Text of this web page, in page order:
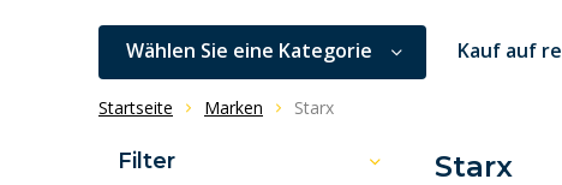
Wählen Sie eine Kategorie Kauf auf
Startseite Marken Starx
Starx
Filter